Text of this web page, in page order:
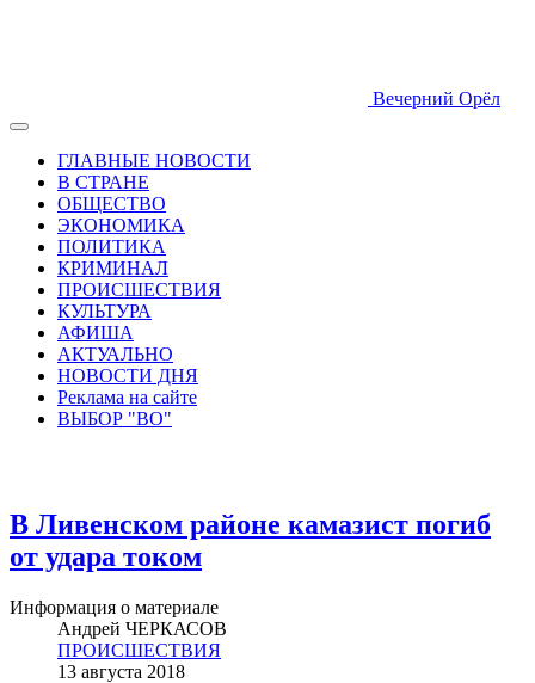
Вечерний Орёл
ГЛАВНЫЕ НОВОСТИ
В СТРАНЕ
ОБЩЕСТВО
ЭКОНОМИКА
ПОЛИТИКА
КРИМИНАЛ
ПРОИСШЕСТВИЯ
КУЛЬТУРА
АФИША
АКТУАЛЬНО
НОВОСТИ ДНЯ
Реклама на сайте
ВЫБОР "ВО"
В Ливенском районе камазист погиб
от удара током
Информация о материале
Андрей ЧЕРКАСОВ
ПРОИСШЕСТВИЯ
13 августа 2018